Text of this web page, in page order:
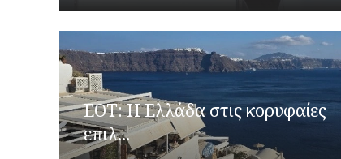
ΕΟΤ: Η Ελλάδα στις κορυφαίες
επιλ...